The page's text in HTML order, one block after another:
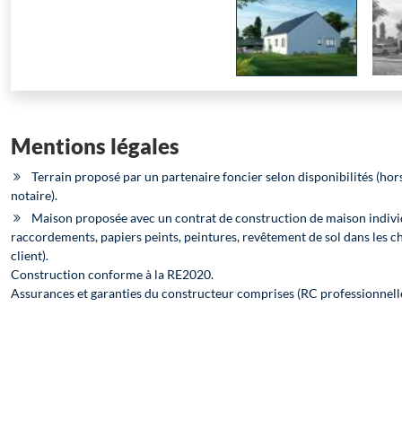
Mentions légales
Terrain proposé par un partenaire foncier selon disponibilités
notaire).
Maison proposée avec un contrat de construction de maison
raccordements, papiers peints, peintures, revêtement de sol dans les
client).
Construction conforme à la RE2020.
Assurances et garanties du constructeur comprises (RC